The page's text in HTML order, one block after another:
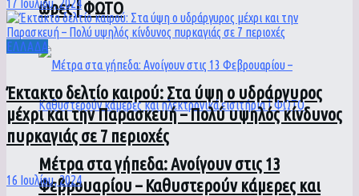
ώρες | ΦΩΤΟ
Μέτρα στα γήπεδα: Ανοίγουν στις 13
Φεβρουαρίου – Καθυστερούν κάμερες και
17 Ιουλίου, 2024
ΕΛΛΑΔΑ
Έκτακτο δελτίο καιρού: Στα ύψη ο υδράργυρος
μέχρι και την Παρασκευή – Πολύ υψηλός κίνδυνος
πυρκαγιάς σε 7 περιοχές
16 Ιουλίου, 2024